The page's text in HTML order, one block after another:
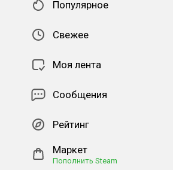
Популярное
Свежее
Моя лента
Сообщения
Рейтинг
Маркет
Пополнить Steam